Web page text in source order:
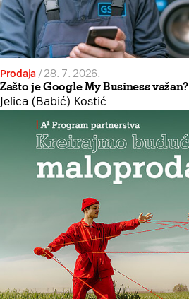
Prodaja /28. 7. 2026.
Zašto je Google My Business važan?
Jelica (Babić) Kostić